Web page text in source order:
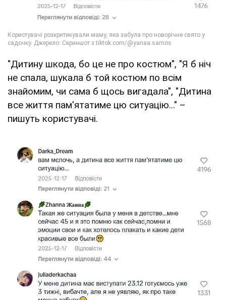
"Дитину шкода, бо це не про костюм", "Я б ніч
не спала, шукала б той костюм по всім
знайомим, чи сама б щось вигадала", "Дитина
все життя пам'ятатиме цю ситуацію..." –
пишуть користувачі.